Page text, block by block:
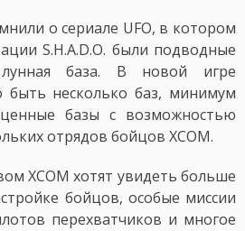
о сериале UFO, в котором
S.H.A.D.O. были подводные
база. В новой игре
быть несколько баз, минимум
базы с возможностью
отрядов бойцов XCOM.
XCOM хотят увидеть больше
бойцов, особые миссии
перехватчиков и многое